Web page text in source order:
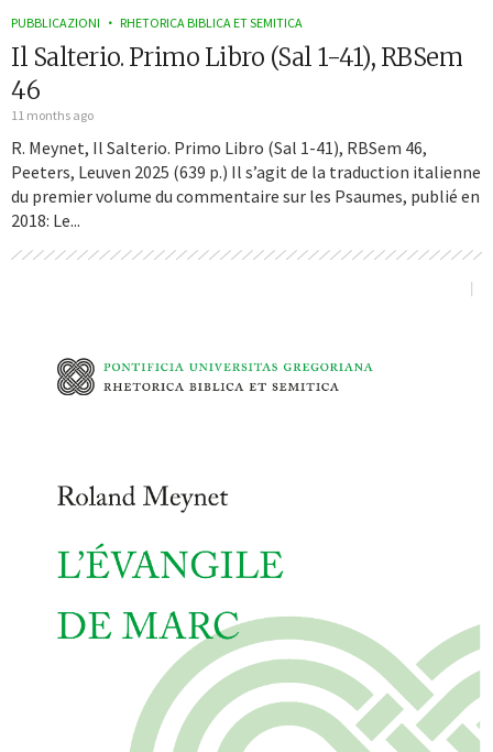
PUBBLICAZIONI RHETORICA BIBLICA ET SEMITICA
Il Salterio. Primo Libro (Sal 1-41), RBSem
46
11 months ago
R. Meynet, Il Salterio. Primo Libro (Sal 1-41), RBSem 46,
Peeters, Leuven 2025 (639 p.) Il s’agit de la traduction italienne
du premier volume du commentaire sur les Psaumes, publié en
2018: Le...